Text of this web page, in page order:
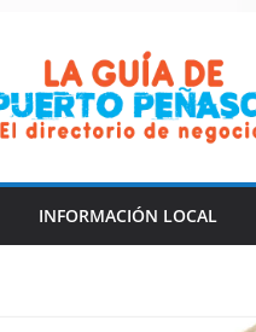
INFORMACIÓN LOCAL